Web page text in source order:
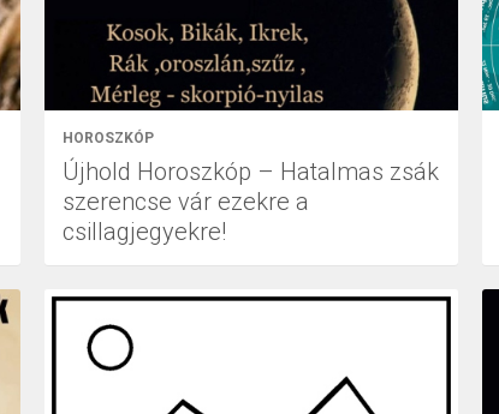
HOROSZKÓP
Újhold Horoszkóp – Hatalmas zsák
szerencse vár ezekre a
csillagjegyekre!